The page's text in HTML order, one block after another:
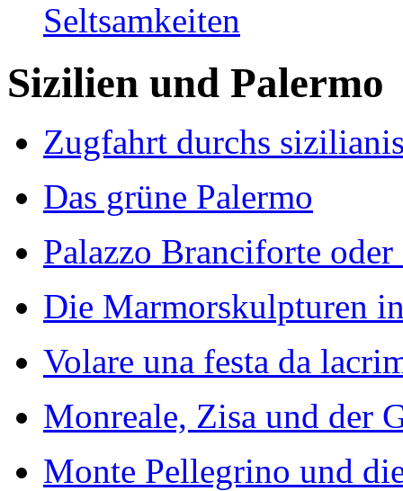
Seltsamkeiten
Sizilien und Palermo
Zugfahrt durchs
Das grüne Palermo
Palazzo Branciforte
Die Marmorskulpturen
Volare una festa da
Monreale, Zisa und der
Monte Pellegrino und